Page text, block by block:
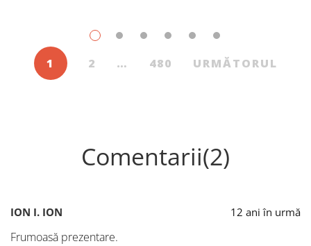
1 2 … 480 URMĂTORUL
Comentarii(2)
ION I. ION 12 ani în urmă
Frumoasă prezentare.